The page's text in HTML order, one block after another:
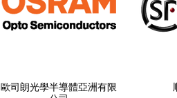
歐司朗光學半導體亞洲有限